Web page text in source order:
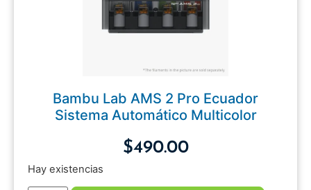
Bambu Lab AMS 2 Pro Ecuador
Sistema Automático Multicolor
$490.00
Hay existencias